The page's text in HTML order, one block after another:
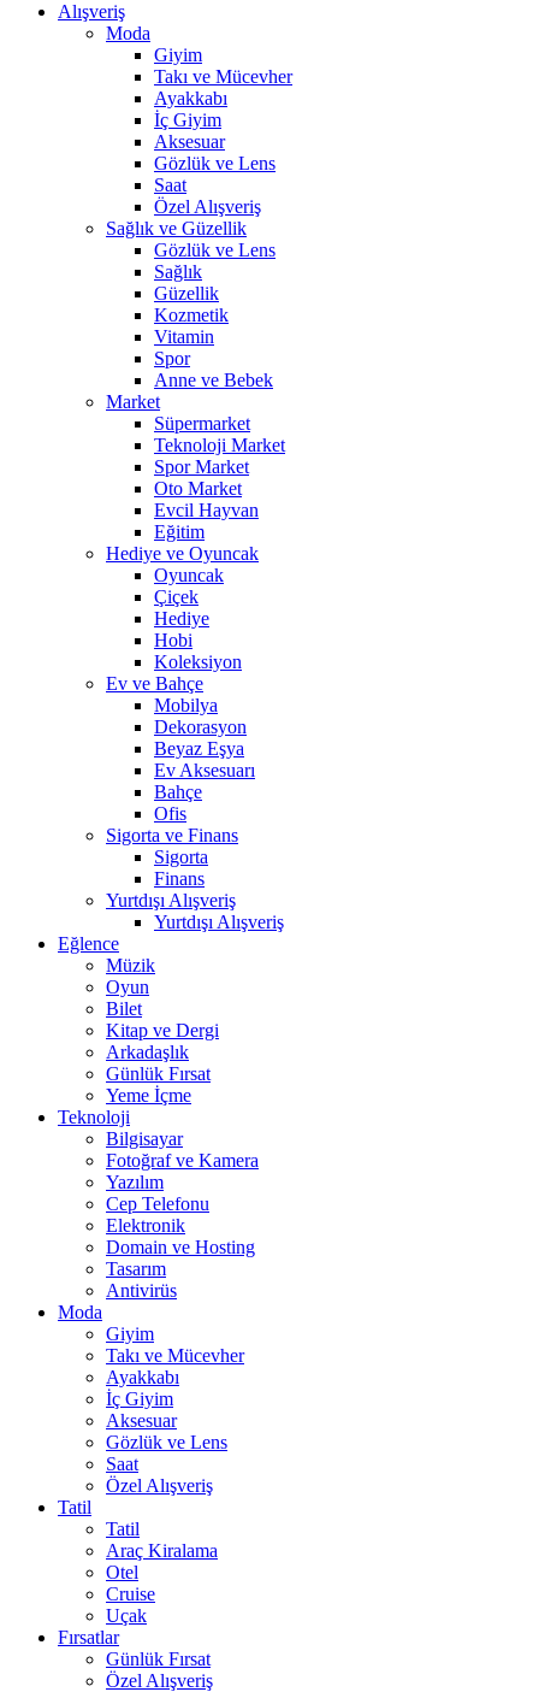
Alışveriş
Moda
Giyim
Takı ve Mücevher
Ayakkabı
İç Giyim
Aksesuar
Gözlük ve Lens
Saat
Özel Alışveriş
Sağlık ve Güzellik
Gözlük ve Lens
Sağlık
Güzellik
Kozmetik
Vitamin
Spor
Anne ve Bebek
Market
Süpermarket
Teknoloji Market
Spor Market
Oto Market
Evcil Hayvan
Eğitim
Hediye ve Oyuncak
Oyuncak
Çiçek
Hediye
Hobi
Koleksiyon
Ev ve Bahçe
Mobilya
Dekorasyon
Beyaz Eşya
Ev Aksesuarı
Bahçe
Ofis
Sigorta ve Finans
Sigorta
Finans
Yurtdışı Alışveriş
Yurtdışı Alışveriş
Eğlence
Müzik
Oyun
Bilet
Kitap ve Dergi
Arkadaşlık
Günlük Fırsat
Yeme İçme
Teknoloji
Bilgisayar
Fotoğraf ve Kamera
Yazılım
Cep Telefonu
Elektronik
Domain ve Hosting
Tasarım
Antivirüs
Moda
Giyim
Takı ve Mücevher
Ayakkabı
İç Giyim
Aksesuar
Gözlük ve Lens
Saat
Özel Alışveriş
Tatil
Tatil
Araç Kiralama
Otel
Cruise
Uçak
Fırsatlar
Günlük Fırsat
Özel Alışveriş